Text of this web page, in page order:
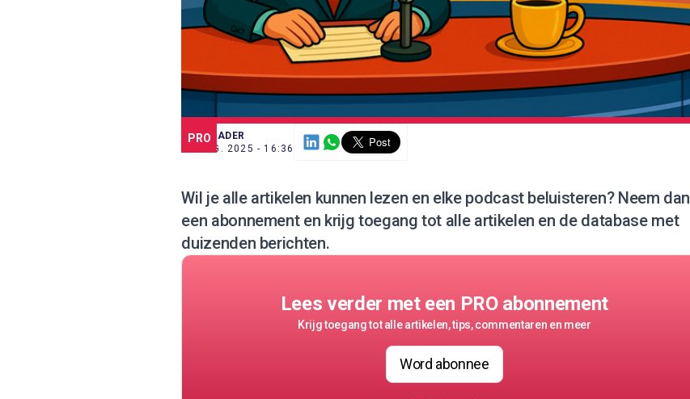
PRO
SCE TRADER
29 AUG. 2025 - 16:36
Wil je alle artikelen kunnen lezen en elke podcast beluisteren? Neem dan
een abonnementen krijg toegang tot alle artikelen en de database met
duizenden berichten.
Lees verder met een PRO abonnement
Krijg toegang tot alle artikelen, tips, commentaren en meer
Word abonnee